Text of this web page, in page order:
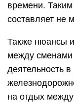
времени.
составляет не
Также нюансы
между
деятельность
на отдых